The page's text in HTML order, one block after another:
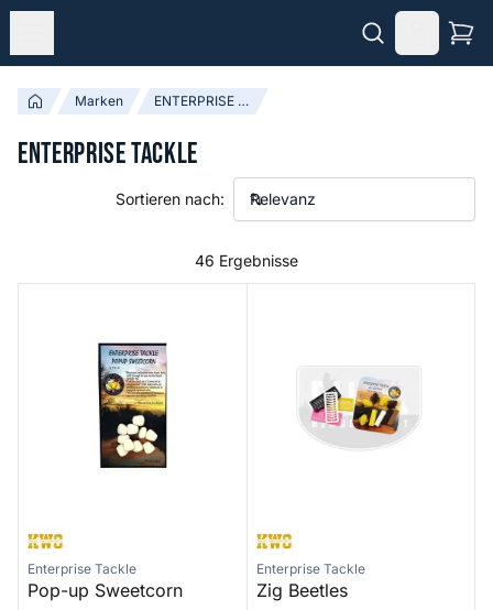
Marken ENTERPRISE TACKLE
ENTERPRISE TACKLE
46 Ergebnisse
Sortieren nach:
Enterprise Tackle
Pop-up Sweetcorn
Enterprise Tackle
Zig Beetles